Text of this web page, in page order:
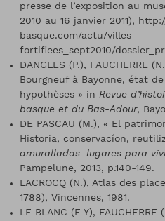
presse de l’exposition au
2010 au 16 janvier 2011),
basque.com/actu/villes-
fortifiees_sept2010/
DANGLES (P.), FAUCHERRE
Bourgneuf à Bayonne, état
hypothèses » in Revue
basque et du Bas-Adour,
DE PASCAU (M.), « El
Historia, conservacíon,
amuralladas: lugares para
Pampelune, 2013, p.140-149.
LACROCQ (N.), Atlas des
1788), Vincennes, 1981.
LE BLANC (F Y), FAUCHERRE